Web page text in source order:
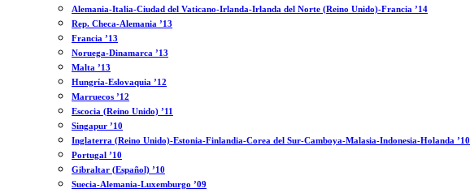
Alemania-Italia-Ciudad del Vaticano-Irlanda-Irlanda del Norte (Reino Unido)-Francia ’14
Rep. Checa-Alemania ’13
Francia ’13
Noruega-Dinamarca ’13
Malta ’13
Hungría-Eslovaquia ’12
Marruecos ’12
Escocia (Reino Unido) ’11
Singapur ’10
Inglaterra (Reino Unido)-Estonia-Finlandia-Corea del Sur-Camboya-Malasia-Indonesia-Holanda ’10
Portugal ’10
Gibraltar (Español) ’10
Suecia-Alemania-Luxemburgo ’09